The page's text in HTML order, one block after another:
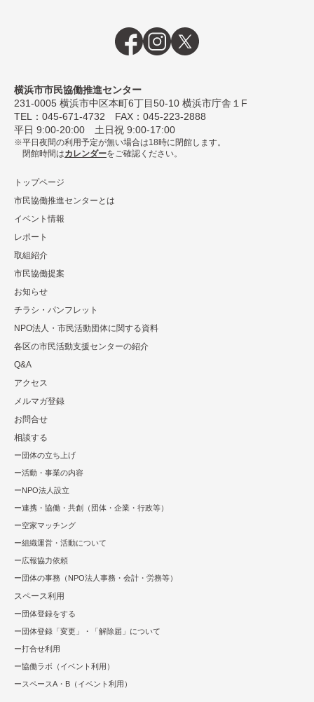
横浜市市民協働推進センター
231-0005 横浜市中区本町6丁⽬50-10 横浜市庁舎１F
TEL： 045-671-4732 FAX：045-223-2888
平⽇ 9:00-20:00 ⼟⽇祝 9:00-17:00
平日夜間の利用予定が無い場合は18時に閉館します。
閉館時間はカレンダーをご確認ください。
トップページ
市民協働推進センターとは
イベント情報
レポート
取組紹介
市⺠協働提案
お知らせ
チラシ・パンフレット
NPO法⼈・市⺠活動団体に関する資料
各区の市⺠活動⽀援センターの紹介
Q&A
アクセス
メルマガ登録
お問合せ
相談する
団体の立ち上げ
活動・事業の内容
NPO法⼈設⽴
連携・協働・共創（団体・企業・⾏政等）
空家マッチング
組織運営・活動について
広報協⼒依頼
団体の事務（NPO法人事務・会計・労務等）
スペース利用
団体登録をする
団体登録「変更」・「解除届」について
打合せ利用
協働ラボ（イベント利⽤）
スペースA・B（イベント利⽤）